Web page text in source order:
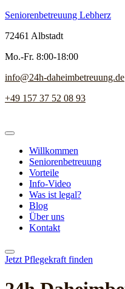
Seniorenbetreuung Lebherz
72461 Albstadt
Mo.-Fr. 8:00-18:00
info@24h-daheimbetreuung.de
+49 157 37 52 08 93
Willkommen
Seniorenbetreuung
Vorteile
Info-Video
Was ist legal?
Blog
Über uns
Kontakt
Jetzt Pflegekraft finden